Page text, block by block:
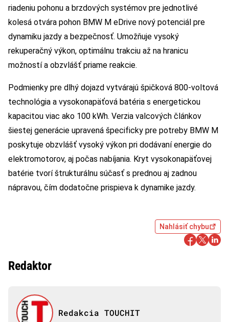
riadeniu pohonu a brzdových systémov pre jednotlivé
kolesá otvára pohon BMW M eDrive nový potenciál pre
dynamiku jazdy a bezpečnosť. Umožňuje vysoký
rekuperačný výkon, optimálnu trakciu až na hranicu
možností a obzvlášť priame reakcie.
Podmienky pre dlhý dojazd vytvárajú špičková 800-voltová
technológia a vysokonapäťová batéria s energetickou
kapacitou viac ako 100 kWh. Verzia valcových článkov
šiestej generácie upravená špecificky pre potreby BMW M
poskytuje obzvlášť vysoký výkon pri dodávaní energie do
elektromotorov, aj počas nabíjania. Kryt vysokonapäťovej
batérie tvorí štrukturálnu súčasť s prednou aj zadnou
nápravou, čím dodatočne prispieva k dynamike jazdy.
Nahlásiť chybu
Redaktor
Redakcia TOUCHIT